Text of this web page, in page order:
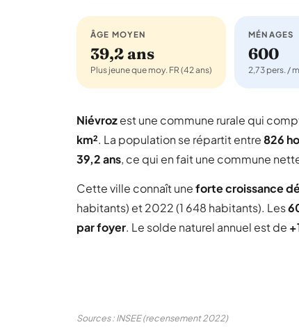
ÂGE MOYEN
39,2 ans
Plus jeune que moy. FR (42 ans)
MÉNAGES
600
2,73 pers. /
Niévrozest une commune rurale qui
km². La population se répartit entre826
39,2 ans, ce qui en fait une commune
Cette ville connaît uneforte croissance
habitants) et 2022 (1 648 habitants). Les
par foyer. Le solde naturel annuel est de
Sources : INSEE (recensement 2022)